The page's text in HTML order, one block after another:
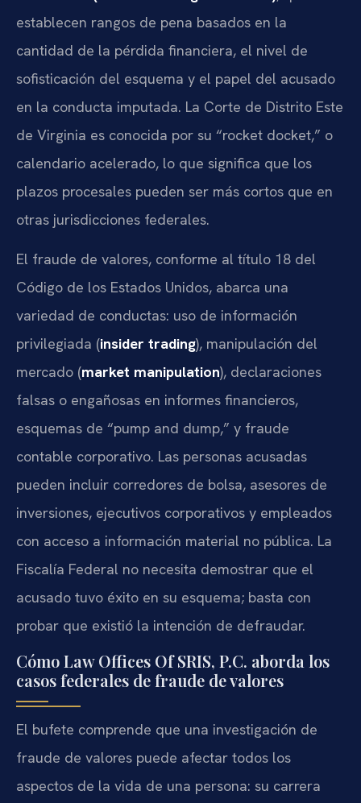
establecen rangos de pena basados en la
cantidad de la pérdida financiera, el nivel de
sofisticación del esquema y el papel del acusado
en la conducta imputada. La Corte de Distrito Este
de Virginia es conocida por su “rocket docket,” o
calendario acelerado, lo que significa que los
plazos procesales pueden ser más cortos que en
otras jurisdicciones federales.
El fraude de valores, conforme al título 18 del
Código de los Estados Unidos, abarca una
variedad de conductas: uso de información
privilegiada (insider trading), manipulación del
mercado (market manipulation), declaraciones
falsas o engañosas en informes financieros,
esquemas de “pump and dump,” y fraude
contable corporativo. Las personas acusadas
pueden incluir corredores de bolsa, asesores de
inversiones, ejecutivos corporativos y empleados
con acceso a información material no pública. La
Fiscalía Federal no necesita demostrar que el
acusado tuvo éxito en su esquema; basta con
probar que existió la intención de defraudar.
Cómo Law Offices Of SRIS, P.C. aborda los
casos federales de fraude de valores
El bufete comprende que una investigación de
fraude de valores puede afectar todos los
aspectos de la vida de una persona: su carrera